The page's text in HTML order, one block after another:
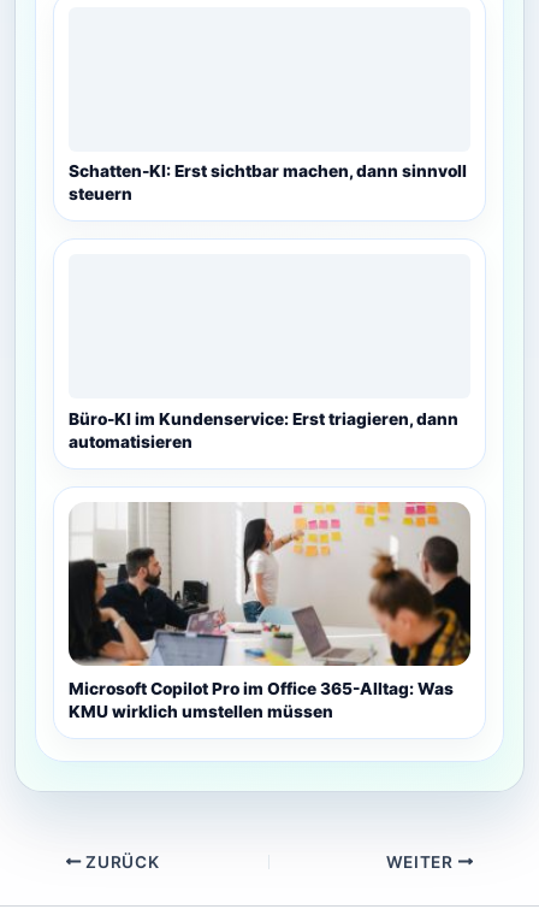
Schatten-KI: Erst sichtbar machen, dann sinnvoll
steuern
Büro-KI im Kundenservice: Erst triagieren, dann
automatisieren
Microsoft Copilot Pro im Office 365-Alltag: Was
KMU wirklich umstellen müssen
ZURÜCK WEITER